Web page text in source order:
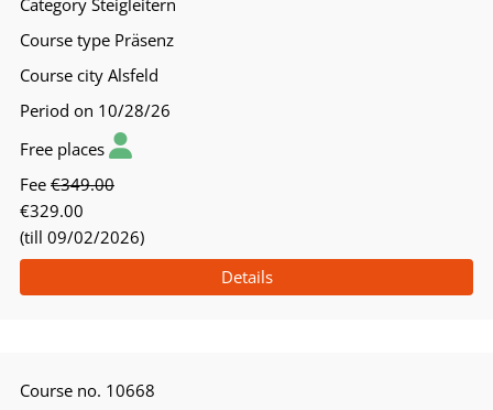
Category Steigleitern
Course type Präsenz
Course city Alsfeld
Period on 10/28/26
Free places
Fee €349.00
€329.00
(till 09/02/2026)
Details
Course no. 10668